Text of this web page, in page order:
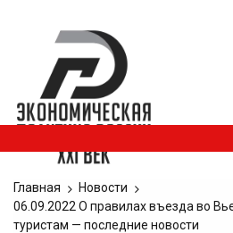
содержимому
век
Главная
Новости
06.09.2022 О правилах въезда во
туристам — последние новости